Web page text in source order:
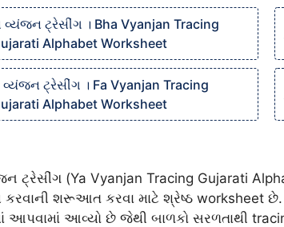
ટ્રેસીંગ । Bha Vyanjan Tracing
Alphabet Worksheet
ટ્રેસીંગ । Fa Vyanjan Tracing
Alphabet Worksheet
ટ્રેસીંગ (Ya Vyanjan Tracing Gujarati
શરૂઆત કરવા માટે શ્રેષ્ઠ worksheet
આપવામાં આવ્યો છે જેથી બાળકો સરળતાથી